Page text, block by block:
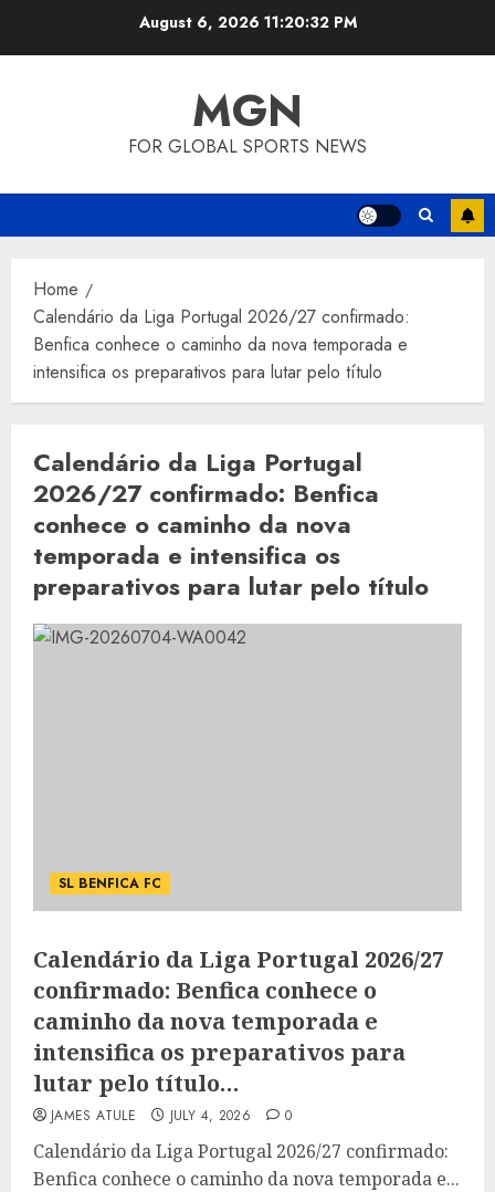
August 6, 2026 11:20:32 PM
MGN
FOR GLOBAL SPORTS NEWS
Home
Calendário da Liga Portugal 2026/27 confirmado:
Benfica conhece o caminho da nova temporada e
intensifica os preparativos para lutar pelo título
Calendário da Liga Portugal
2026/27 confirmado: Benfica
conhece o caminho da nova
temporada e intensifica os
preparativos para lutar pelo título
SL BENFICA FC
Calendário da Liga Portugal 2026/27
confirmado: Benfica conhece o
caminho da nova temporada e
intensifica os preparativos para
lutar pelo título…
JAMES ATULE JULY 4, 2026 0
Calendário da Liga Portugal 2026/27 confirmado:
Benfica conhece o caminho da nova temporada e...